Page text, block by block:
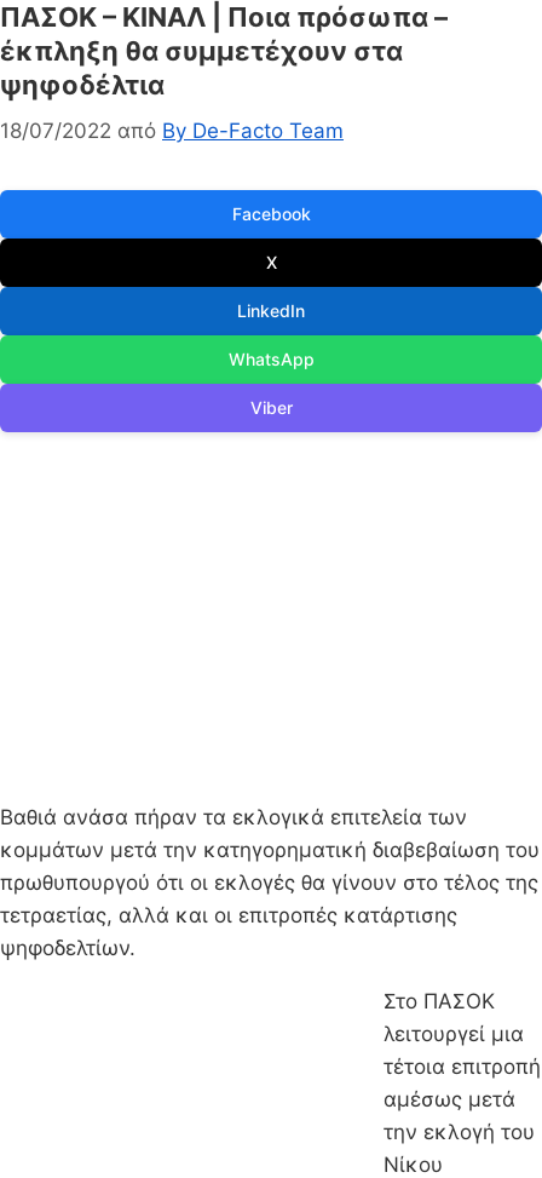
ΠΑΣΟΚ – ΚΙΝΑΛ | Ποια πρόσωπα –
έκπληξη θα συμμετέχουν στα
ψηφοδέλτια
18/07/2022 από By De-Facto Team
Facebook
X
LinkedIn
WhatsApp
Viber
Bαθιά ανάσα πήραν τα εκλογικά επιτελεία των
κομμάτων μετά την κατηγορηματική διαβεβαίωση του
πρωθυπουργού ότι οι εκλογές θα γίνουν στο τέλος της
τετραετίας, αλλά και οι επιτροπές κατάρτισης
ψηφοδελτίων.
Στο ΠΑΣΟΚ
λειτουργεί μια
τέτοια επιτροπή
αμέσως μετά
την εκλογή του
Νίκου